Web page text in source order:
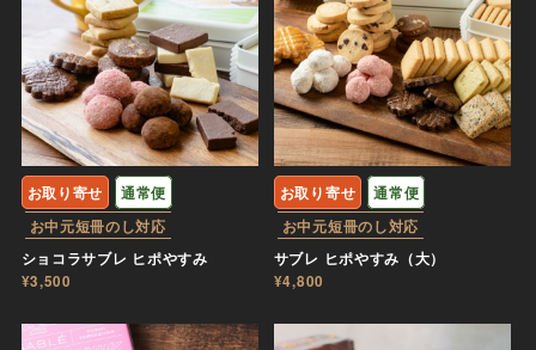
お取り寄せ
通常便
お中元短冊のし対応
ショコラサブレ ヒポやすみ
¥3,500
お取り寄せ
通常便
お中元短冊のし対応
サブレ ヒポやすみ（大）
¥4,800